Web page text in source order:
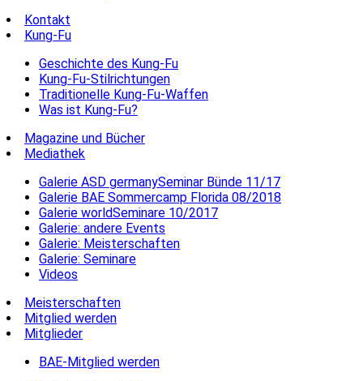
Kontakt
Kung-Fu
Geschichte des Kung-Fu
Kung-Fu-Stilrichtungen
Traditionelle Kung-Fu-Waffen
Was ist Kung-Fu?
Magazine und Bücher
Mediathek
Galerie ASD germanySeminar Bünde 11/17
Galerie BAE Sommercamp Florida 08/2018
Galerie worldSeminare 10/2017
Galerie: andere Events
Galerie: Meisterschaften
Galerie: Seminare
Videos
Meisterschaften
Mitglied werden
Mitglieder
BAE-Mitglied werden